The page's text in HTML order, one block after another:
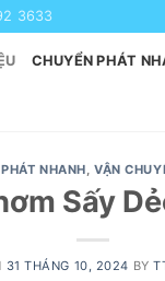
3633
CHUYỂN PHÁT
NHANH,VẬN
Sấy
31 THÁNG 10, 2024 BY